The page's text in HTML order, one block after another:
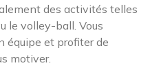
des activités telles
le volley-ball. Vous
équipe et profiter de
motiver.